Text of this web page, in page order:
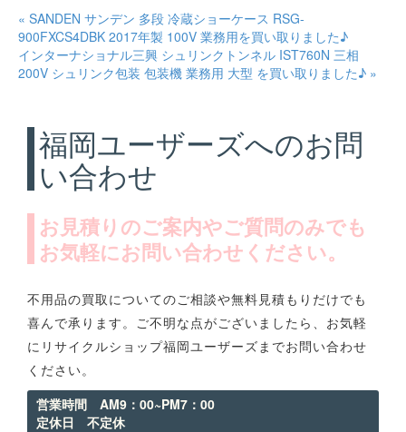
« SANDEN サンデン 多段 冷蔵ショーケース RSG-
900FXCS4DBK 2017年製 100V 業務用を買い取りました♪
インターナショナル三興 シュリンクトンネル IST760N 三相
200V シュリンク包装 包装機 業務用 大型 を買い取りました♪ »
福岡ユーザーズへのお問
い合わせ
お見積りのご案内やご質問のみでも
お気軽にお問い合わせください。
不用品の買取についてのご相談や無料見積もりだけでも
喜んで承ります。ご不明な点がございましたら、お気軽
にリサイクルショップ福岡ユーザーズまでお問い合わせ
ください。
営業時間 AM9：00~PM7：00
定休日 不定休